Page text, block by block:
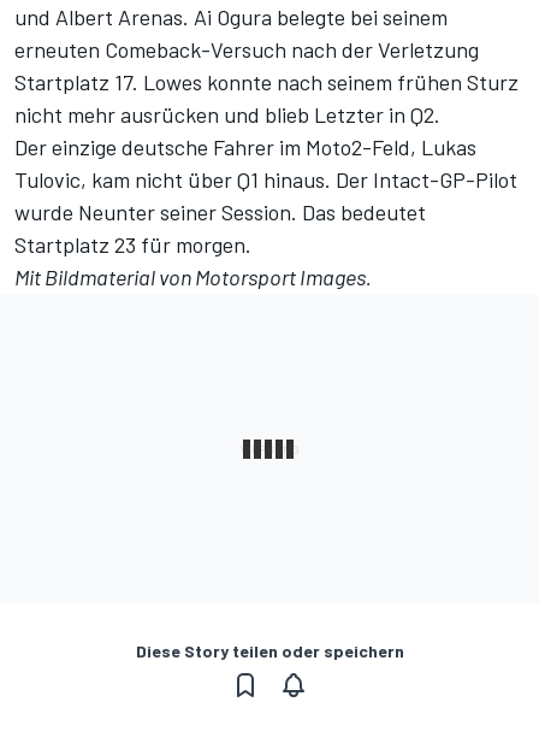
und Albert Arenas. Ai Ogura belegte bei seinem
erneuten Comeback-Versuch nach der Verletzung
Startplatz 17. Lowes konnte nach seinem frühen Sturz
nicht mehr ausrücken und blieb Letzter in Q2.
Der einzige deutsche Fahrer im Moto2-Feld, Lukas
Tulovic, kam nicht über Q1 hinaus. Der Intact-GP-Pilot
wurde Neunter seiner Session. Das bedeutet
Startplatz 23 für morgen.
Mit Bildmaterial von Motorsport Images.
Diese Story teilen oder speichern